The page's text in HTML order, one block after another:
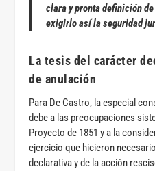
clara y pronta definición
exigirlo así la seguridad
La tesis del carácter
de anulación
Para De Castro, la especial
debe a las preocupaciones
Proyecto de 1851 y a la
ejercicio que hicieron
declarativa y de la acción